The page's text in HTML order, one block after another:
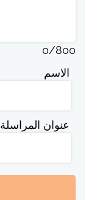
0/800
الاسم
عنوان المراسلة